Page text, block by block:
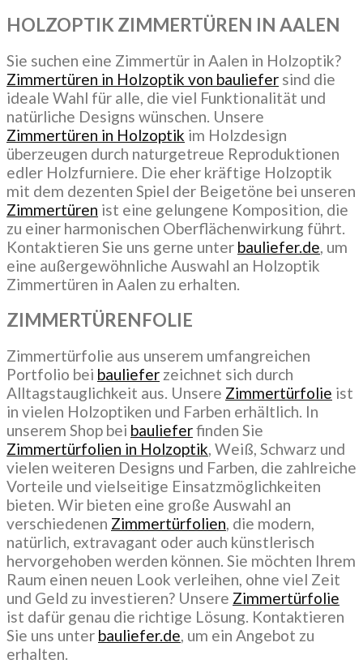
HOLZOPTIK ZIMMERTÜREN IN AALEN
Sie suchen eine Zimmertür in Aalen in Holzoptik?
Zimmertüren in Holzoptik von bauliefer sind die
ideale Wahl für alle, die viel Funktionalität und
natürliche Designs wünschen. Unsere
Zimmertüren in Holzoptik im Holzdesign
überzeugen durch naturgetreue Reproduktionen
edler Holzfurniere. Die eher kräftige Holzoptik
mit dem dezenten Spiel der Beigetöne bei unseren
Zimmertüren ist eine gelungene Komposition, die
zu einer harmonischen Oberflächenwirkung führt.
Kontaktieren Sie uns gerne unter bauliefer.de, um
eine außergewöhnliche Auswahl an Holzoptik
Zimmertüren in Aalen zu erhalten.
ZIMMERTÜRENFOLIE
Zimmertürfolie aus unserem umfangreichen
Portfolio bei bauliefer zeichnet sich durch
Alltagstauglichkeit aus. Unsere Zimmertürfolie ist
in vielen Holzoptiken und Farben erhältlich. In
unserem Shop bei baulieferfinden Sie
Zimmertürfolien in Holzoptik , Weiß, Schwarz und
vielen weiteren Designs und Farben, die zahlreiche
Vorteile und vielseitige Einsatzmöglichkeiten
bieten. Wir bieten eine große Auswahl an
verschiedenen Zimmertürfolien , die modern,
natürlich, extravagant oder auch künstlerisch
hervorgehoben werden können. Sie möchten Ihrem
Raum einen neuen Look verleihen, ohne viel Zeit
und Geld zu investieren? Unsere Zimmertürfolie
ist dafür genau die richtige Lösung. Kontaktieren
Sie uns unter bauliefer.de , um ein Angebot zu
erhalten.